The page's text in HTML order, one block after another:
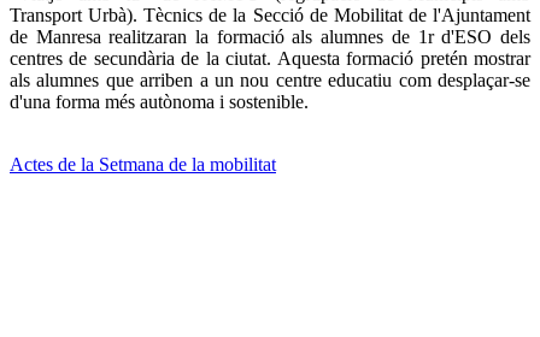
Transport Urbà). Tècnics de la Secció de Mobilitat de l'Ajuntament
de Manresa realitzaran la formació als alumnes de 1r d'ESO dels
centres de secundària de la ciutat. Aquesta formació pretén mostrar
als alumnes que arriben a un nou centre educatiu com desplaçar-se
d'una forma més autònoma i sostenible.
Actes de la Setmana de la mobilitat